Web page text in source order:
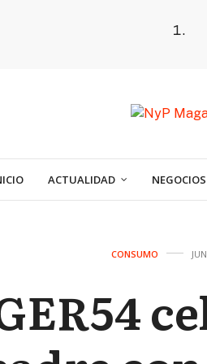
ACTUALIDAD NEGOCIOS
CONSUMO